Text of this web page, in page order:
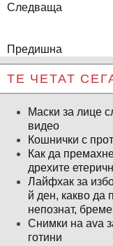
Следваща
Предишна
ТЕ ЧЕТАТ
Маски за лице
видео
Кошнички с
Как да
дрехите
Лайфхак за
й ден, какво да
непознат,
Снимки на ava
готини